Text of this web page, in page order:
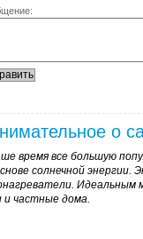
о
время все большую
солнечной
Идеальным
и частные дома.